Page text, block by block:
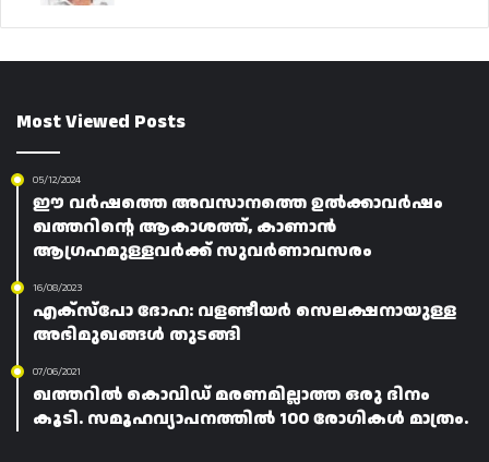
Most Viewed Posts
05/12/2024
ഈ വർഷത്തെ അവസാനത്തെ ഉൽക്കാവർഷം
ഖത്തറിന്റെ ആകാശത്ത്, കാണാൻ
ആഗ്രഹമുള്ളവർക്ക് സുവർണാവസരം
16/08/2023
എക്‌സ്‌പോ ദോഹ: വളണ്ടീയർ സെലക്ഷനായുള്ള
അഭിമുഖങ്ങൾ തുടങ്ങി
07/06/2021
ഖത്തറിൽ കൊവിഡ് മരണമില്ലാത്ത ഒരു ദിനം
കൂടി. സമൂഹവ്യാപനത്തിൽ 100 രോഗികൾ മാത്രം.